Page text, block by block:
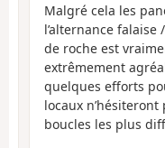
Malgré cela les
l’alternance
de roche est
extrêmement
quelques efforts
locaux n’hésiteront
boucles les plus